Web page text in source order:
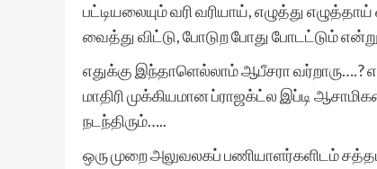
பட்டியலையும் வரி வரியாய், எழுத்து
வைத்து விட்டு, போடுற போது போடட்டும்
எதுக்கு இந்தாளெல்லாம் ஆபீசரா
மாதிரி முக்கியமான ப்ராஜக்ட்ல இப்டி
நடந்திரும்…..
ஒரு முறை அலுவலகப் பணியாளர்களிடம்